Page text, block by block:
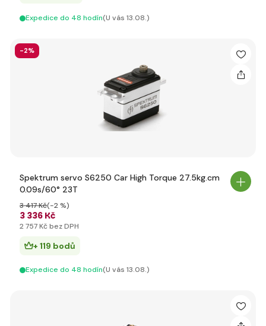
Expedice do 48 hodín(U vás 13.08.)
-2%
Spektrum servo S6250 Car High Torque 27.5kg.cm
0.09s/60° 23T
3 336 Kč
3 417 Kč(-2 %)
2 757 Kč bez DPH
+ 119 bodů
Expedice do 48 hodín(U vás 13.08.)